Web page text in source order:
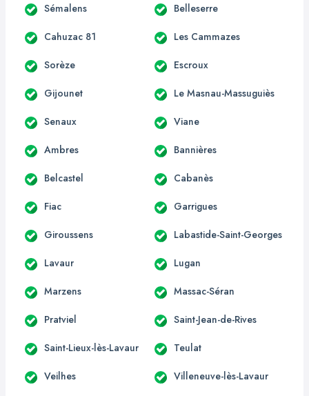
Sémalens Belleserre
Cahuzac 81 Les Cammazes
Sorèze Escroux
Gijounet Le Masnau-Massuguiès
Senaux Viane
Ambres Bannières
Belcastel Cabanès
Fiac Garrigues
Giroussens Labastide-Saint-Georges
Lavaur Lugan
Marzens Massac-Séran
Pratviel Saint-Jean-de-Rives
Saint-Lieux-lès-Lavaur Teulat
Veilhes Villeneuve-lès-Lavaur